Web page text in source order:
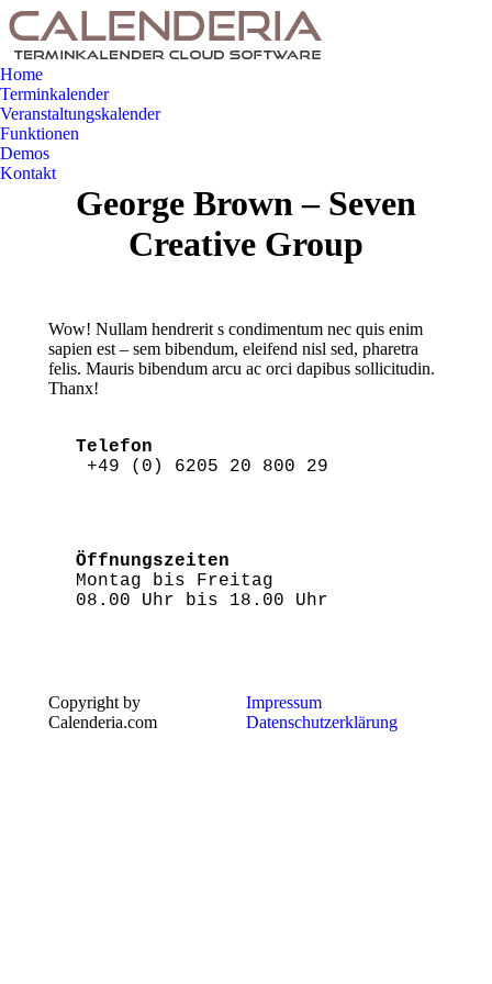
Home
Terminkalender
Veranstaltungskalender
Funktionen
Demos
Kontakt
George Brown – Seven
Creative Group
Wow! Nullam hendrerit s condimentum nec quis enim
sapien est – sem bibendum, eleifend nisl sed, pharetra
felis. Mauris bibendum arcu ac orci dapibus sollicitudin.
Thanx!
Telefon
Öffnungszeiten
Montag bis Freitag
08.00 Uhr bis 18.00 Uhr
Copyright by
Calenderia.com
Impressum
Datenschutzerklärung